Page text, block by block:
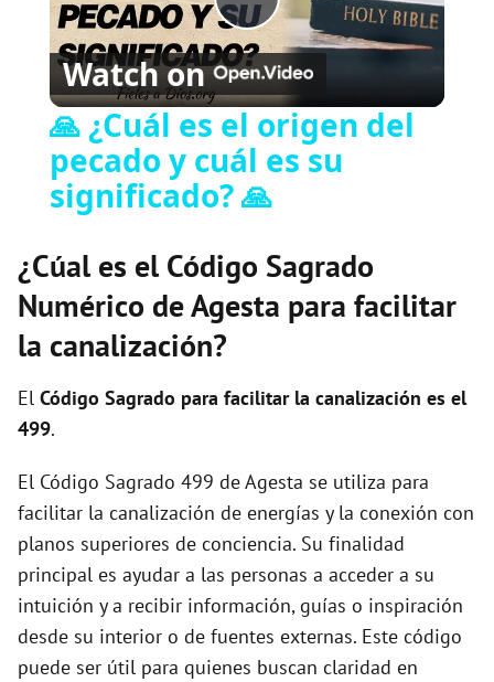
P
l
V
e
o
Watch on
🙏 ¿Cuál es el origen del
pecado y cuál es su
significado? 🙏
¿Cúal es el Código Sagrado
Numérico de Agesta para facilitar
la canalización?
El Código Sagrado para facilitar la canalización es el
499.
El Código Sagrado 499 de Agesta se utiliza para
facilitar la canalización de energías y la conexión con
planos superiores de conciencia. Su finalidad
principal es ayudar a las personas a acceder a su
intuición y a recibir información, guías o inspiración
desde su interior o de fuentes externas. Este código
puede ser útil para quienes buscan claridad en